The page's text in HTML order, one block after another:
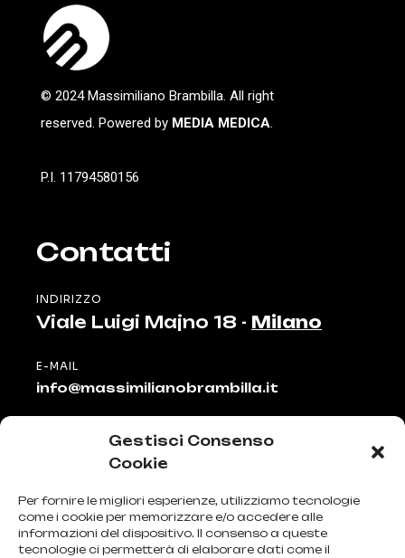
Gestisci Consenso
Cookie
Per fornire le migliori esperienze, utilizziamo tecnologie
come i cookie per memorizzare e/o accedere alle
informazioni del dispositivo. Il consenso a queste
tecnologie ci permetterà di elaborare dati come il
© 2024 Massimiliano Brambilla. All right
reserved. Powered by MEDIA MEDICA.
P.I. 11794580156
Contatti
INDIRIZZO
Viale Luigi Majno 18 - Milano
E-MAIL
info@massimilianobrambilla.it
+39 335 81 51 911
Menu
HOME